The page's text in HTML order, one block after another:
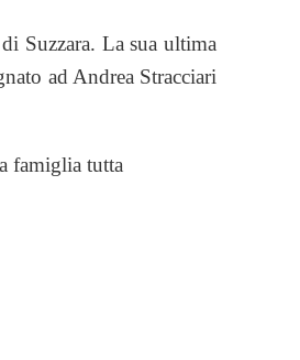
Suzzara. La sua ultima
ad Andrea Stracciari
famiglia tutta